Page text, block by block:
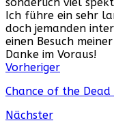
Ich führe ein sehr
doch jemanden
einen Besuch
Danke im Voraus!
Webseite
Facebook
Instagram
YouTube
Vorheriger
Chance of the
Nächster